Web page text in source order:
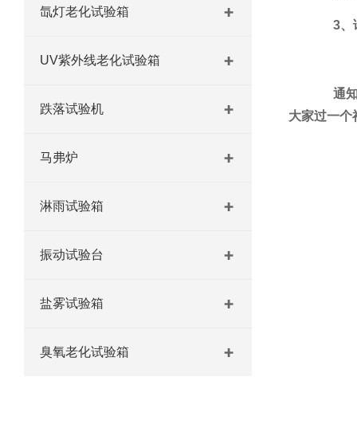
氙灯老化试验箱
UV紫外线老化试验箱
跌落试验机
马弗炉
淋雨试验箱
振动试验台
盐雾试验箱
臭氧老化试验箱
3、
通
大家过一个